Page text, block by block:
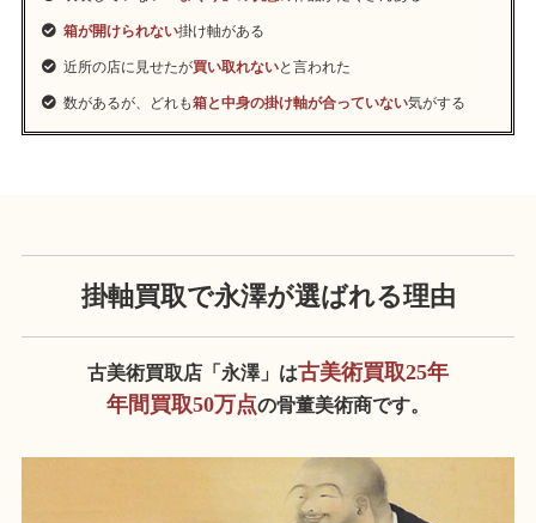
箱が開けられない掛け軸がある
近所の店に見せたが買い取れないと言われた
数があるが、どれも箱と中身の掛け軸が合っていない気がする
掛軸買取で永澤が選ばれる理由
古美術買取店「永澤」は古美術買取25年
年間買取50万点の骨董美術商です。